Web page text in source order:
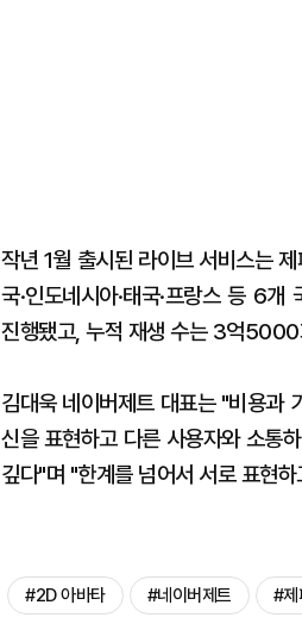
작년 1월 출시된 라이브 서비스는
국·인도네시아·태국·프랑스 등 6
진행됐고, 누적 재생 수는 3억
김대욱 네이버제트 대표는 "비용과
신을 표현하고 다른 사용자와 소통
깊다"며 "한계를 넘어서 서로 표현
#2D 아바타 #네이버제트 #제